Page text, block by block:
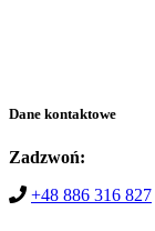
Dane kontaktowe
Zadzwoń:
+48 886 316 827